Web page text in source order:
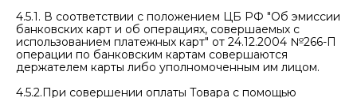
4.5.1. В соответствии с положением ЦБ РФ "Об эмиссии
банковских карт и об операциях, совершаемых с
использованием платежных карт" от 24.12.2004 №266-П
операции по банковским картам совершаются
держателем карты либо уполномоченным им лицом.
4.5.2.При совершении оплаты Товара с помощью